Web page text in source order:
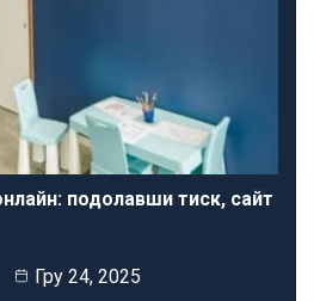
подолавши тиск, сайт
Гру 24, 2025